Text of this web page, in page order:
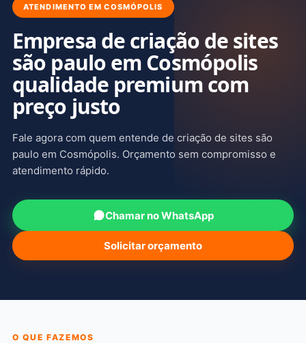
ATENDIMENTO EM COSMÓPOLIS
Empresa de criação de sites
são paulo em Cosmópolis
qualidade premium com
preço justo
Fale agora com quem entende de criação de sites são
paulo em Cosmópolis. Orçamento sem compromisso e
atendimento rápido.
Chamar no WhatsApp
Solicitar orçamento
O QUE FAZEMOS